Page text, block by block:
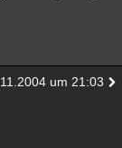
um 21:03